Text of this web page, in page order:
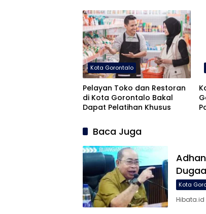
Kota Gorontalo
Pelayan Toko dan Restoran
di Kota Gorontalo Bakal
Dapat Pelatihan Khusus
Baca Juga
Kota
Hibata.id